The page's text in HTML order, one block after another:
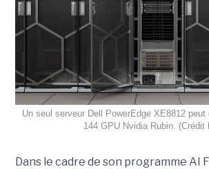
Un seul serveur Dell PowerEdge XE8812
144 GPU Nvidia Rubin. (Crédit
Dans le cadre de son programme AI